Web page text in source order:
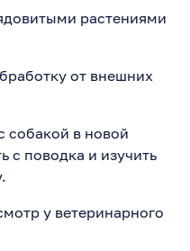
растениями
от внешних
собакой в новой
с поводка и изучить
у ветеринарного